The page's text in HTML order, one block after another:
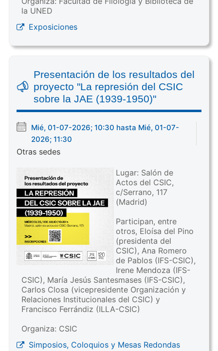
la UNED
Exposiciones
Presentación de los resultados del
proyecto "La represión del CSIC
sobre la JAE (1939-1950)"
Mié, 01-07-2026; 10:30 hasta Mié, 01-07-
2026; 11:30
Otras sedes
Lugar: Salón de
Actos del CSIC,
c/Serrano, 117
(Madrid)
Participan, entre
otros, Eloísa del Pino
(presidenta del
CSIC), Ana Romero
de Pablos (IFS-CSIC),
Irene Mendoza (IFS-
CSIC), María Jesús Santesmases (IFS-CSIC),
Carlos Closa (vicepresidente Organización y
Relaciones Institucionales del CSIC) y
Francisco Ferrándiz (ILLA-CSIC)
Organiza: CSIC
Simposios, Coloquios y Mesas Redondas